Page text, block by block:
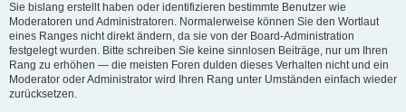
Sie bislang erstellt haben oder identifizieren bestimmte Benutzer wie
Moderatoren und Administratoren. Normalerweise können Sie den Wortlaut
eines Ranges nicht direkt ändern, da sie von der Board-Administration
festgelegt wurden. Bitte schreiben Sie keine sinnlosen Beiträge, nur um Ihren
Rang zu erhöhen — die meisten Foren dulden dieses Verhalten nicht und ein
Moderator oder Administrator wird Ihren Rang unter Umständen einfach wieder
zurücksetzen.